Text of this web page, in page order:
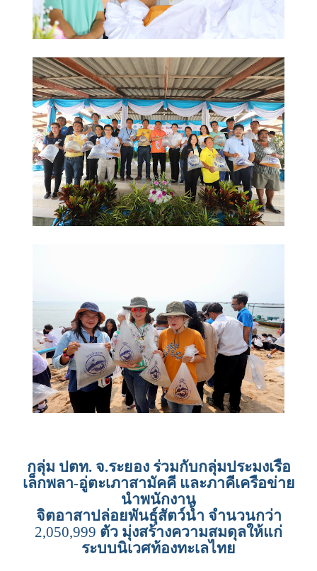
กลุ่ม ปตท. จ.ระยอง ร่วมกับกลุ่มประมงเรือ
เล็กพลา-อู่ตะเภาสามัคคี และภาคีเครือข่าย
นำพนักงาน
จิตอาสาปล่อยพันธุ์สัตว์น้ำ จำนวนกว่า
2,050,999 ตัว มุ่งสร้างความสมดุลให้แก่
ระบบนิเวศท้องทะเลไทย